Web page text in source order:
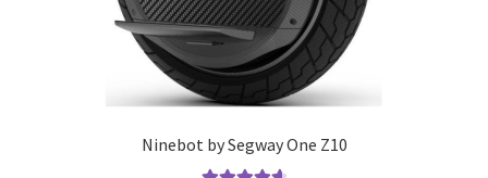
Ninebot by Segway One Z10